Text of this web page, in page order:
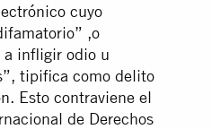
cuyo
,o
a infligir odio u
tipifica como delito
Esto contraviene el
de Derechos